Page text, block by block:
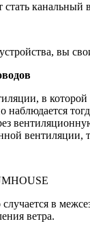
канальный
вы
в
в
ветра.